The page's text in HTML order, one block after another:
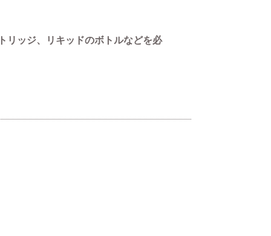
リッジ、リキッドのボトルなどを必